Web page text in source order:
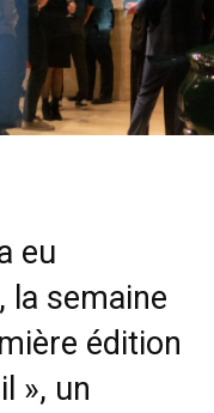
eu
la semaine
édition
», un